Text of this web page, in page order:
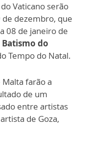
Vaticano serão
dezembro, que
08 de janeiro de
Batismo do
Tempo do Natal.
farão a
de um
entre artistas
de Goza,